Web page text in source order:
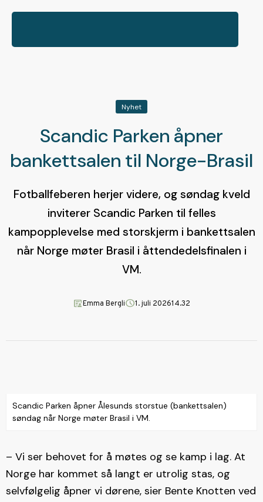
Nyhet
Scandic Parken åpner
bankettsalen til Norge-Brasil
Fotballfeberen herjer videre, og søndag kveld
inviterer Scandic Parken til felles
kampopplevelse med storskjerm i bankettsalen
når Norge møter Brasil i åttendedelsfinalen i
VM.
article_personEmma Berglischedule1. juli 202614.32
Scandic Parken åpner Ålesunds storstue (bankettsalen)
søndag når Norge møter Brasil i VM.
– Vi ser behovet for å møtes og se kamp i lag. At
Norge har kommet så langt er utrolig stas, og
selvfølgelig åpner vi dørene, sier Bente Knotten ved